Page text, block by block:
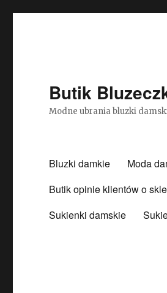
Butik
Modne ubrania bluzki
Bluzki damkie Moda
Butik opinie klientów o
Sukienki damskie